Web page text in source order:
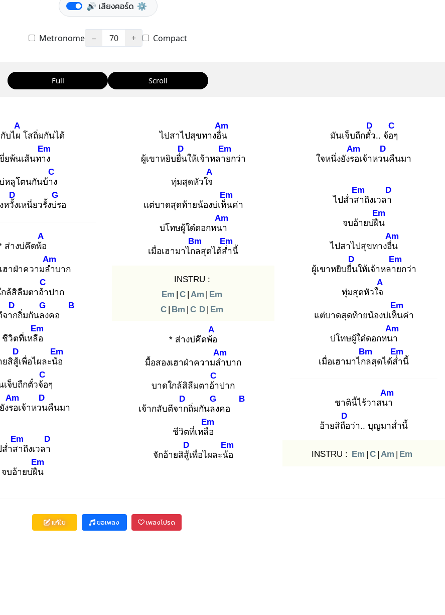
🔊 เสียงคอร์ด ⚙️
Metronome − 70 + Compact
Full Scroll
บไผ
A
โสถิ่มกันได้
ยพ้นเส้นทาง
Em
หลูโตนกันบ้าง
C
หวั้ง
D
เหนี่ยวรั้งบ่ร
G
อ
ส่างบ่คึดพ้อ
A
ฮาฝ่าความลำ
Am
บาก
ล้สิลืมตาอ้า
C
ปาก
จาก
D
ถิ่มกันลง
G
คอ
B
ชีวิตที่เหลือ
Em
ยสิสู้เ
D
พื่อไผละน้อ
Em
เจ็บถืกตั๋วจ้อ
C
ๆ
งรอ
Am
เจ้าหวน
D
คืนมา
ส่ำสา
Em
ถึงเวลา
D
จบอ้ายบ่ฝืน
Em
ไปสาไปสุขทางอื่น
Am
ผู้เขาหยิบยื่น
D
ให้เจ้าหลาย
Em
กว่า
ทุ่มสุดหัวใจ
A
แต่บาดสุดท้ายน้องบ่เห็น
Em
ค่า
บ่โทษผู้ใด๋ดอกหนา
Am
เมื่อเฮามาไกล
Bm
สุดได้ส่ำ
Em
นี้
INSTRU :
Em | C | Am | Em
C | Bm | C D | Em
* ส่างบ่คึดพ้อ
A
มื้อสองเฮาฝ่าความลำ
Am
บาก
บาดใกล้สิลืมตาอ้า
C
ปาก
เจ้ากลับตีจาก
D
ถิ่มกันลง
G
คอ
B
ชีวิตที่เหลือ
Em
จักอ้ายสิสู้เ
D
พื่อไผละน้อ
Em
มันเจ็บถืกตั๋ว
D
.. จ้อๆ
C
ใจหนึ่งยังรอ
Am
เจ้าหวน
D
คืนมา
ไปส่ำสา
Em
ถึงเวลา
D
จบอ้ายบ่ฝืน
Em
ไปสาไปสุขทางอื่น
Am
ผู้เขาหยิบยื่น
D
ให้เจ้าหลาย
Em
กว่า
ทุ่มสุดหัวใจ
A
แต่บาดสุดท้ายน้องบ่เห็น
Em
ค่า
บ่โทษผู้ใด๋ดอกหนา
Am
เมื่อเฮามาไกล
Bm
สุดได้ส่ำ
Em
นี้
ชาตินี้ไร้วาสนา
Am
อ้ายสิถือ
D
ว่า.. บุญมาส่ำนี้
INSTRU : Em | C | Am | Em
แก้ไข ขอเพลง เพลงโปรด